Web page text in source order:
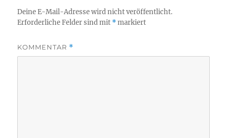
Deine E-Mail-Adresse wird nicht veröffentlicht.
Erforderliche Felder sind mit *markiert
KOMMENTAR *